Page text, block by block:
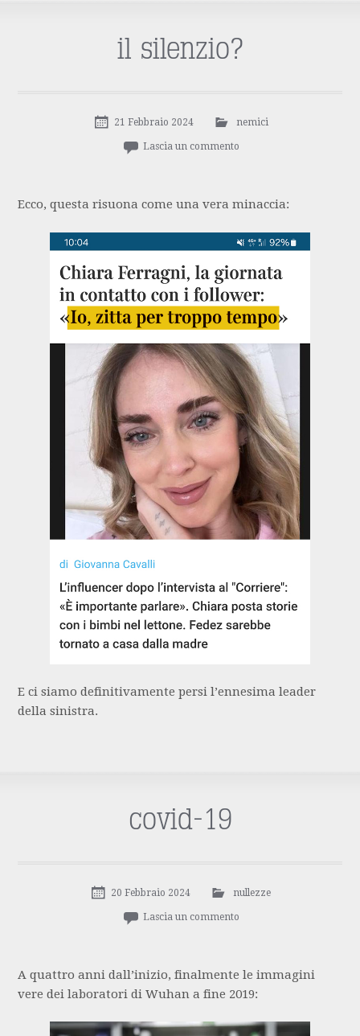
il silenzio?
21 Febbraio 2024 nemici
Lascia un commento
Ecco, questa risuona come una vera minaccia:
E ci siamo definitivamente persi l’ennesima leader
della sinistra.
covid-19
20 Febbraio 2024 nullezze
Lascia un commento
A quattro anni dall’inizio, finalmente le immagini
vere dei laboratori di Wuhan a fine 2019: